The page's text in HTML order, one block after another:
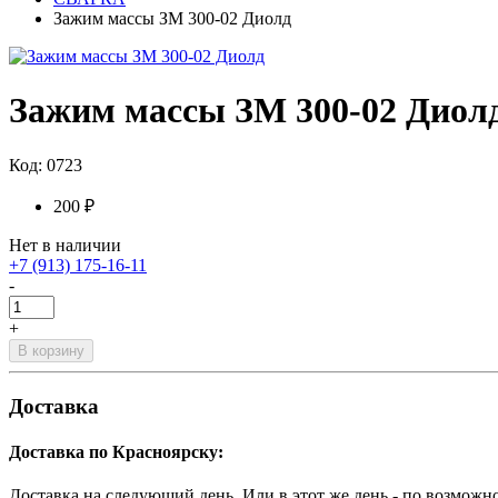
Зажим массы ЗМ 300-02 Диолд
Зажим массы ЗМ 300-02
Код: 0723
200 ₽
Нет в наличии
+7 (913) 175-16-11
-
+
В корзину
Доставка
Доставка по Красноярску: